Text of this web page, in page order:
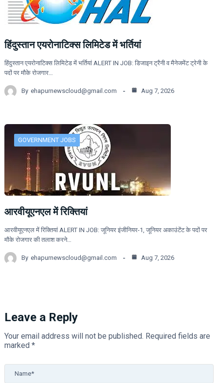
हिंदुस्तान एयरोनाटिक्स लिमिटेड में भर्तियां
हिंदुस्तान एयरोनाटिक्स लिमिटेड में भर्तियां ALERT IN JOB: डिजाइन ट्रैनी व मैनेजमेंट ट्रेनी के
पदों पर मौके रोजगार…
By ehapurnewscloud@gmail.com Aug 7, 2026
GOVERNMENT JOBS
आरवीयूएनएल में रिक्तियां
आरवीयूएनएल में रिक्तियां ALERT IN JOB: जूनियर इंजीनियर-1, जूनियर अकाउंटेंट के पदों पर
मौके रोजगार की तलाश करने…
By ehapurnewscloud@gmail.com Aug 7, 2026
Leave a Reply
Your email address will not be published. Required fields are
marked *
Name*